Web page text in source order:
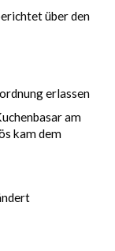
über den
erlassen
am
kam dem